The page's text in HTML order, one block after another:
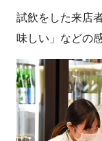
試飲をした来店
味しい」などの